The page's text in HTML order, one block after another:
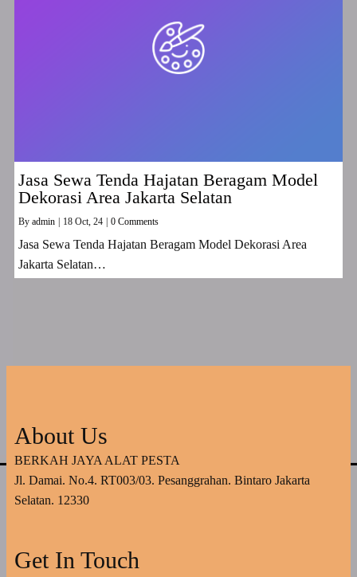
Jasa Sewa Tenda Hajatan Beragam Model
Dekorasi Area Jakarta Selatan
By admin 18 Oct, 24 0 Comments
Jasa Sewa Tenda Hajatan Beragam Model Dekorasi Area
Jakarta Selatan…
About Us
BERKAH JAYA ALAT PESTA
Jl. Damai. No.4. RT003/03. Pesanggrahan. Bintaro Jakarta
Selatan. 12330
Get In Touch